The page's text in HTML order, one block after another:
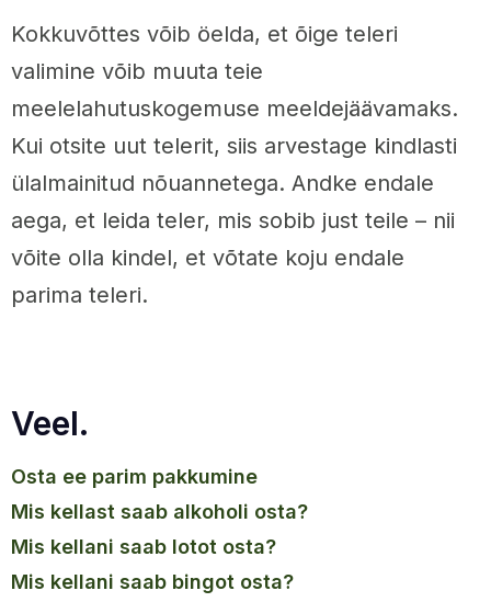
Kokkuvõttes võib öelda, et õige teleri
valimine võib muuta teie
meelelahutuskogemuse meeldejäävamaks.
Kui otsite uut telerit, siis arvestage kindlasti
ülalmainitud nõuannetega. Andke endale
aega, et leida teler, mis sobib just teile – nii
võite olla kindel, et võtate koju endale
parima teleri.
Veel.
osta ee parim pakkumine
mis kellast saab alkoholi osta?
mis kellani saab lotot osta?
mis kellani saab bingot osta?